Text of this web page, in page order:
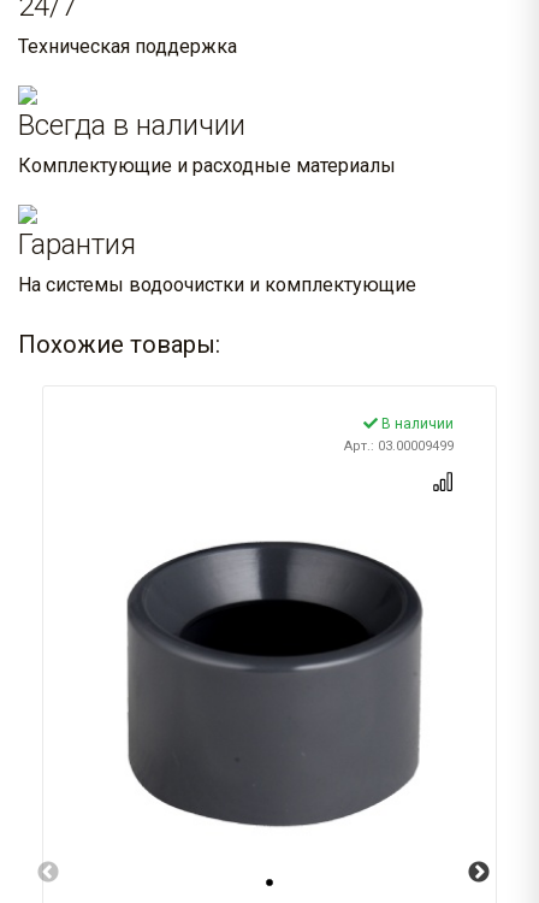
Техническая поддержка
Всегда в наличии
Комплектующие и расходные материалы
Гарантия
На системы водоочистки и комплектующие
Похожие товары:
В наличии
Арт.: 03.00009499